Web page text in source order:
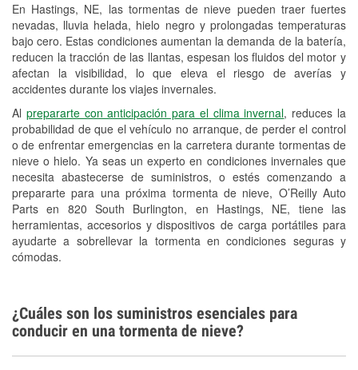
En Hastings, NE, las tormentas de nieve pueden traer fuertes
nevadas, lluvia helada, hielo negro y prolongadas temperaturas
bajo cero. Estas condiciones aumentan la demanda de la batería,
reducen la tracción de las llantas, espesan los fluidos del motor y
afectan la visibilidad, lo que eleva el riesgo de averías y
accidentes durante los viajes invernales.
Al prepararte con anticipación para el clima invernal, reduces la
probabilidad de que el vehículo no arranque, de perder el control
o de enfrentar emergencias en la carretera durante tormentas de
nieve o hielo. Ya seas un experto en condiciones invernales que
necesita abastecerse de suministros, o estés comenzando a
prepararte para una próxima tormenta de nieve, O’Reilly Auto
Parts en 820 South Burlington, en Hastings, NE, tiene las
herramientas, accesorios y dispositivos de carga portátiles para
ayudarte a sobrellevar la tormenta en condiciones seguras y
cómodas.
Programa de Préstamo de
Herramientas
Mezcla de pinturas
Rectificación de tambores y discos de
freno
Mangueras hidráulicas a la medida
Snowstorm Supplies
Tornado Supplies
Conoce más
¿Cuáles son los suministros esenciales para
conducir en una tormenta de nieve?